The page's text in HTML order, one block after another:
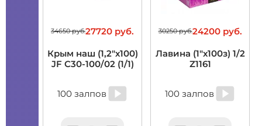
34650 руб.27720 руб.
Крым наш (1,2"х100)
JF C30-100/02 (1/1)
100 залпов
30250 руб.24200 руб.
Лавина (1"х100з) 1/2
Z1161
100 залпов